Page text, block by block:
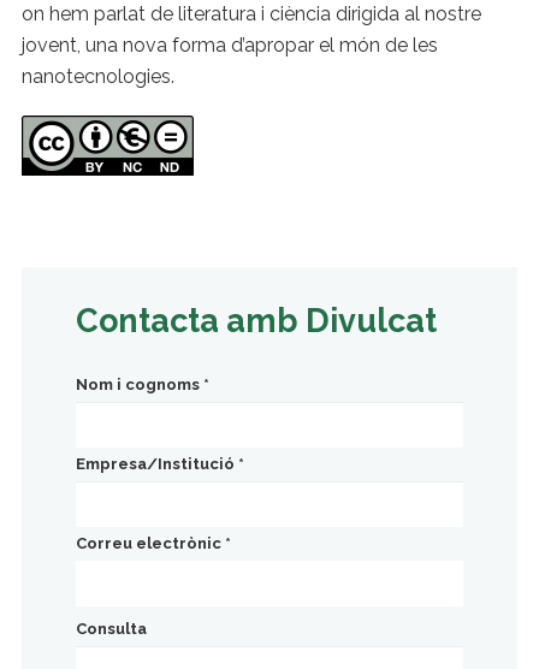
on hem parlat de literatura i ciència dirigida al nostre
jovent, una nova forma d’apropar el món de les
nanotecnologies.
Contacta amb Divulcat
Nom i cognoms *
Empresa/Institució *
Correu electrònic *
Consulta